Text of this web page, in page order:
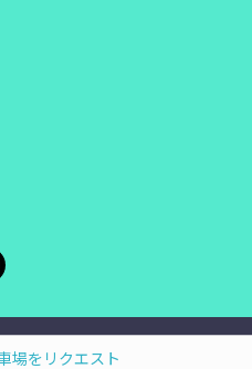
場をリクエスト
Reserved.